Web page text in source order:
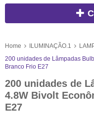
Home ILUMINAÇÃO.1
200 unidades de Lâmpadas
Branco Frio E27
200 unidades de
4.8W Bivolt
E27